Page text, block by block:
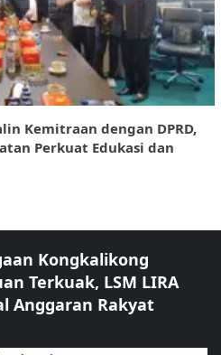
Kemitraan dengan DPRD,
Perkuat Edukasi dan
Kongkalikong
Terkuak, LSM LIRA
Anggaran Rakyat